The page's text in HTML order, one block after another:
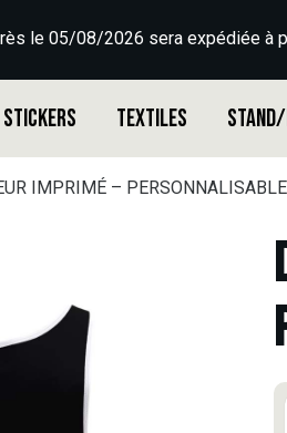
le 05/08/2026 sera expédiée à
Stickers Textiles Stand/
IMPRIMÉ –